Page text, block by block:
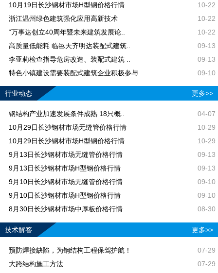
10月19日长沙钢材市场H型钢价格行情
10-22
浙江温州绿色建筑强化应用高新技术
10-22
“万事达创立40周年暨未来建筑发展论..
10-22
高质量低能耗 临邑天齐明达装配式建筑..
09-13
李亚莉检查指导危房改造、装配式建筑 ..
09-13
特色小镇建设需要装配式建筑企业积极参与
09-10
行业动态 更多>>
钢结构产业加速发展条件成熟 18只概..
04-07
10月29日长沙钢材市场无缝管价格行情
10-29
10月29日长沙钢材市场H型钢价格行情
10-29
9月13日长沙钢材市场无缝管价格行情
09-13
9月13日长沙钢材市场H型钢价格行情
09-13
9月10日长沙钢材市场无缝管价格行情
09-10
9月10日长沙钢材市场H型钢价格行情
09-10
8月30日长沙钢材市场中厚板价格行情
08-30
技术解答 更多>>
预防焊接缺陷，为钢结构工程保驾护航！
07-29
大跨结构施工方法
07-29